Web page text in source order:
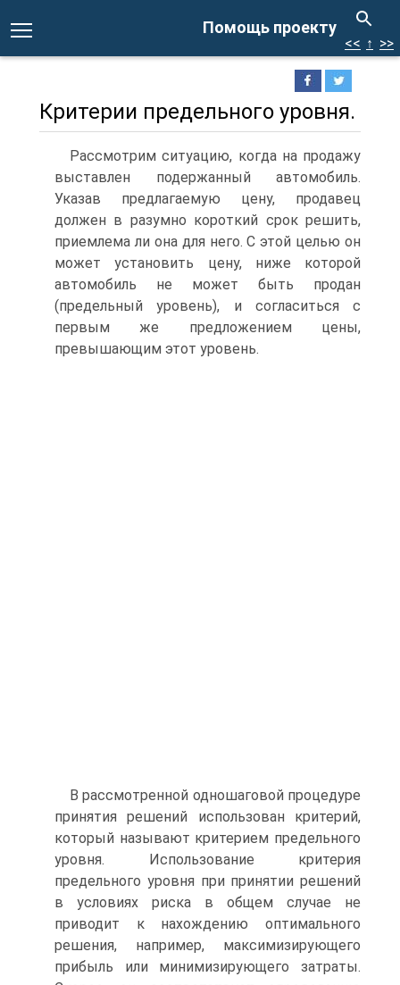
Помощь проекту
<< ↑ >>
Критерии предельного уровня.
Рассмотрим ситуацию, когда на продажу
выставлен подержанный автомобиль.
Указав предлагаемую цену, продавец
должен в разумно короткий срок решить,
приемлема ли она для него. С этой целью он
может установить цену, ниже которой
автомобиль не может быть продан
(предельный уровень), и согласиться с
первым же предложением цены,
превышающим этот уровень.
В рассмотренной одношаговой процедуре
принятия реше­ний использован критерий,
который называют критерием предельного
уровня. Использование критерия
предельного уровня при принятии решений
в условиях риска в общем случае не
приводит к нахождению оптимального
решения, например, максимизирующего
прибыль или минимизирующего затраты.